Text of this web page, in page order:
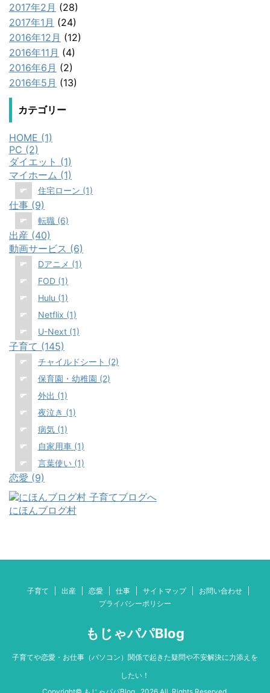
2017年2月 (28)
2017年1月 (24)
2016年12月 (12)
2016年11月 (4)
2016年6月 (2)
2016年5月 (13)
カテゴリー
HOME (1)
PC (2)
ダイエット (1)
マイホーム (1)
住宅ローン (1)
仕事 (9)
転職 (6)
出産 (40)
動画サービス (6)
Dアニメ (1)
FOD (1)
Hulu (1)
Netflix (1)
U-Next (1)
子育て (145)
チャイルドシート (2)
保育園・幼稚園 (2)
外出 (1)
夜泣き (1)
病気 (1)
自家用車 (1)
言葉使い (1)
恋愛 (9)
にほんブログ村
子育て 出産 恋愛 仕事 サイトマップ
お問い合わせ
プライバシーポリシー
もじゃパパBlog
子育てや恋愛・お仕事（パソコン）関係で起きた疑問や不安解決に力添えを
したい！